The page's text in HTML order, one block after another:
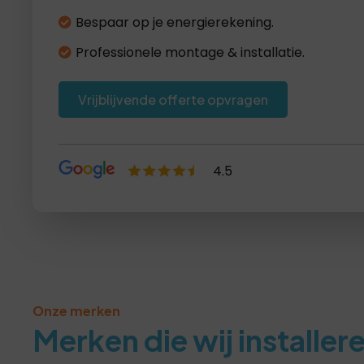
Bespaar op je energierekening.
Professionele montage & installatie.
Vrijblijvende offerte opvragen
4.5
Onze merken
Merken die wij